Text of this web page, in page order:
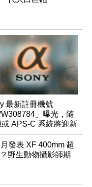
最新註冊機號
」曝光，隨
APS-C 系統將迎新
？
發表 XF 400mm 超
野生動物攝影師期